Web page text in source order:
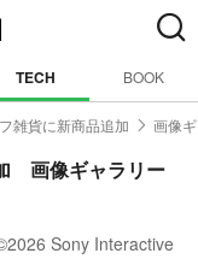
TECH BOOK
雑貨に新商品追加 画像
画像ギャラリー
Sony Interactive